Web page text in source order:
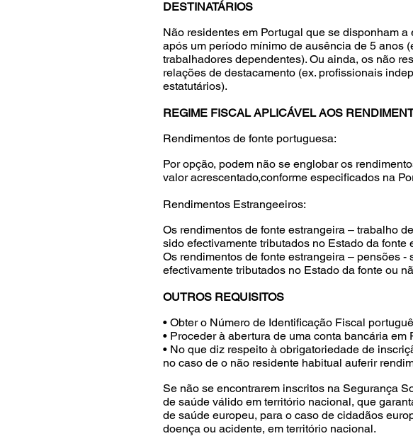
DESTINATÁRIOS
Não residentes em Portugal que se disponham
após um período mínimo de ausência de 5 anos
trabalhadores dependentes). Ou ainda, os não
relações de destacamento (ex. profissionais
estatutários).
REGIME FISCAL APLICÁVEL AOS
Rendimentos de fonte portuguesa:
Por opção, podem não se englobar os
valor acrescentado,conforme especificados na
Rendimentos Estrangeeiros:
Os rendimentos de fonte estrangeira – trabalho
sido efectivamente tributados no Estado da
Os rendimentos de fonte estrangeira – pensões
efectivamente tributados no Estado da fonte ou
OUTROS REQUISITOS
• Obter o Número de Identificação Fiscal
• Proceder à abertura de uma conta bancária em
• No que diz respeito à obrigatoriedade de
no caso de o não residente habitual auferir
Se não se encontrarem inscritos na Segurança
de saúde válido em território nacional, que
de saúde europeu, para o caso de cidadãos
doença ou acidente, em território nacional.